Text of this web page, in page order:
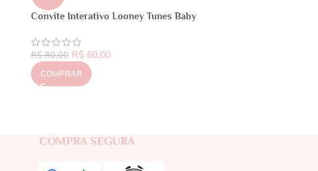
Convite Interativo Looney Tunes Baby
R$80,00 R$60,00
COMPRAR
COMPRA SEGURA